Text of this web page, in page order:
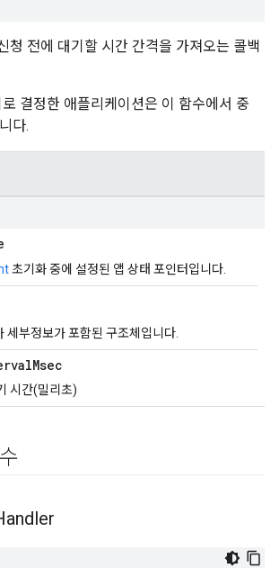
청 전에 대기할 시간 간격을 가져오는 콜백
결정한 애플리케이션은 이 함수에서 중
다.
초기화 중에 설정된 앱 상태 포인터입니다.
세부정보가 포함된 구조체입니다.
Msec
시간(밀리초)